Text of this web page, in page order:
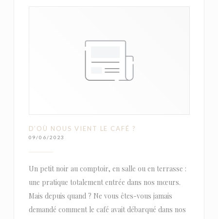
D’OÙ NOUS VIENT LE CAFÉ ?
09/06/2023
Un petit noir au comptoir, en salle ou en terrasse :
une pratique totalement entrée dans nos mœurs.
Mais depuis quand ? Ne vous êtes-vous jamais
demandé comment le café avait débarqué dans nos